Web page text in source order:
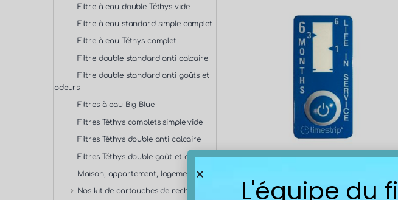
Filtre à eau double Téthys vide
Filtre à eau standard simple complet
Filtre à eau Téthys complet
Filtre double standard anti calcaire
Filtre double standard anti goûts et
odeurs
Filtres à eau Big Blue
Filtres Téthys complets simple vide
Filtres Téthys double anti calcaire
Filtres Téthys double goût et odeurs
Maison, appartement, logement
Nos kit de cartouches de rechange L'équipe du